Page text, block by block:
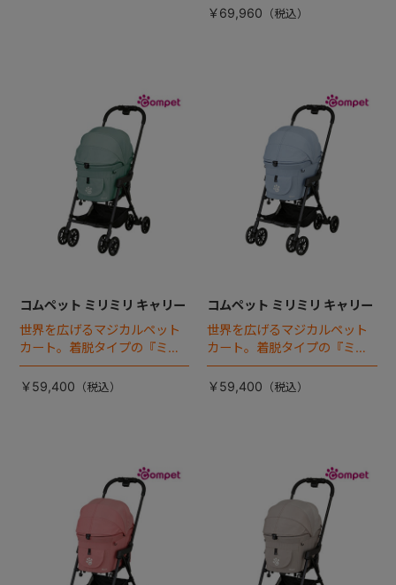
￥69,960
コムペット ミリミリ キャリー
世界を広げるマジカルペット
カート。着脱タイプの『ミリ
ミリEG』 がフルモデルチェン
ジ 。新機能「マジカルフォー
￥59,400
コムペット ミリミリ キャリー
世界を広げるマジカルペット
カート。着脱タイプの『ミリ
ミリEG』 がフルモデルチェン
ジ 。新機能「マジカルフォー
￥59,400